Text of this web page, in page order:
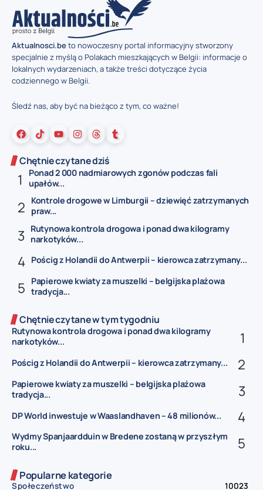
Aktualnosci.beto nowoczesny portal informacyjny stworzony
specjalnie z myślą o Polakach mieszkających w Belgii: informacje o
lokalnych wydarzeniach, a także treści dotyczące życia
codziennego w Belgii.
Śledź nas, aby być na bieżąco z tym, co ważne!
Chętnie czytane dziś
Ponad 2 000 nadmiarowych zgonów podczas fali
upałów...
Kontrole drogowe w Limburgii – dziewięć zatrzymanych
praw...
Rutynowa kontrola drogowa i ponad dwa kilogramy
narkotyków...
Pościg z Holandii do Antwerpii – kierowca zatrzymany...
Papierowe kwiaty za muszelki – belgijska plażowa
tradycja...
Chętnie czytane w tym tygodniu
Rutynowa kontrola drogowa i ponad dwa kilogramy
narkotyków...
Pościg z Holandii do Antwerpii – kierowca zatrzymany...
Papierowe kwiaty za muszelki – belgijska plażowa
tradycja...
DP World inwestuje w Waaslandhaven – 48 milionów...
Wydmy Spanjaardduin w Bredene zostaną w przyszłym
roku...
Popularne kategorie
Społeczeństwo 10023